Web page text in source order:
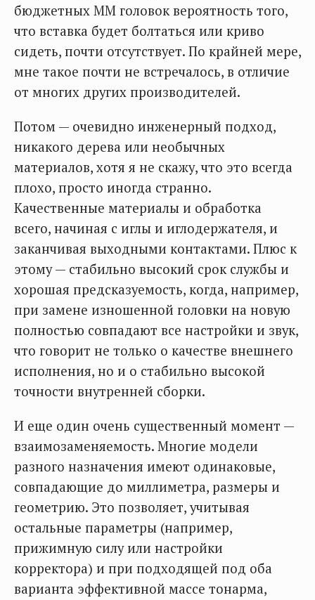
бюджетных ММ головок вероятность того,
что вставка будет болтаться или криво
сидеть, почти отсутствует. По крайней мере,
мне такое почти не встречалось, в отличие
от многих других производителей.
Потом — очевидно инженерный подход,
никакого дерева или необычных
материалов, хотя я не скажу, что это всегда
плохо, просто иногда странно.
Качественные материалы и обработка
всего, начиная с иглы и иглодержателя, и
заканчивая выходными контактами. Плюс к
этому — стабильно высокий срок службы и
хорошая предсказуемость, когда, например,
при замене изношенной головки на новую
полностью совпадают все настройки и звук,
что говорит не только о качестве внешнего
исполнения, но и о стабильно высокой
точности внутренней сборки.
И еще один очень существенный момент —
взаимозаменяемость. Многие модели
разного назначения имеют одинаковые,
совпадающие до миллиметра, размеры и
геометрию. Это позволяет, учитывая
остальные параметры (например,
прижимную силу или настройки
корректора) и при подходящей под оба
варианта эффективной массе тонарма,